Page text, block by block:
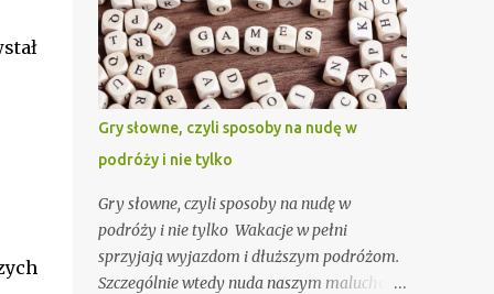
Gry słowne, czyli sposoby na nudę w
podróży i nie tylko
Gry słowne, czyli sposoby na nudę w
podróży i nie tylko Wakacje w pełni
sprzyjają wyjazdom i dłuższym podróżom.
Szczególnie wtedy nuda naszym maluchom